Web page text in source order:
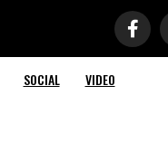
SOCIAL VIDEO